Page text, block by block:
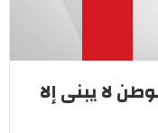
لا يبنى إلا